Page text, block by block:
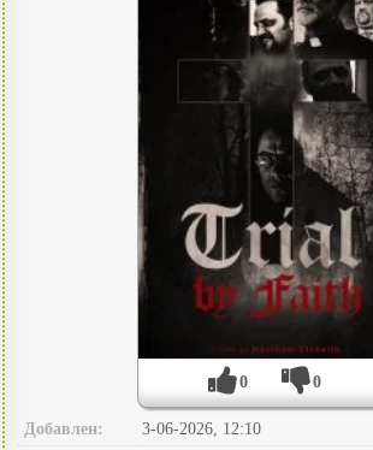
0 0
Добавлен:
3-06-2026, 12:10